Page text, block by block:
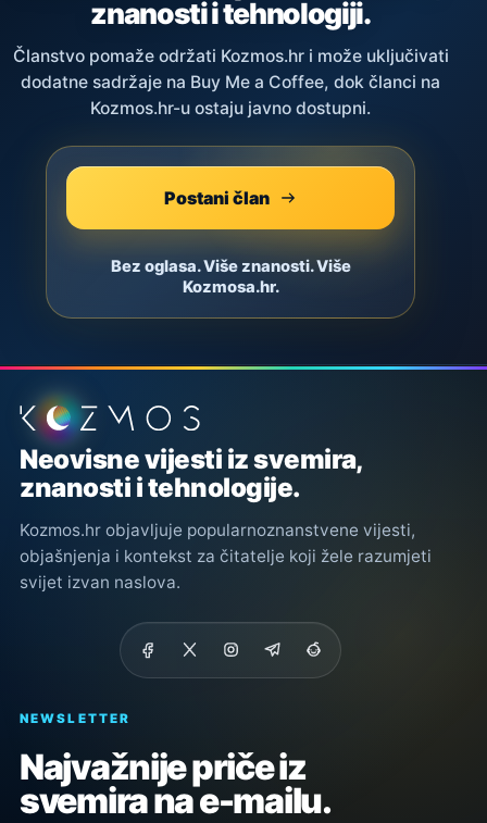
znanosti i tehnologiji.
Članstvo pomaže održati Kozmos.hr i može uključivati
dodatne sadržaje na Buy Me a Coffee, dok članci na
Kozmos.hr-u ostaju javno dostupni.
Postani član
Bez oglasa. Više znanosti. Više
Kozmosa.hr.
Podnožje stranice
Neovisne vijesti iz svemira,
znanosti i tehnologije.
Kozmos.hr objavljuje popularnoznanstvene vijesti,
objašnjenja i kontekst za čitatelje koji žele razumjeti
svijet izvan naslova.
NEWSLETTER
Najvažnije priče iz
svemira na e-mailu.